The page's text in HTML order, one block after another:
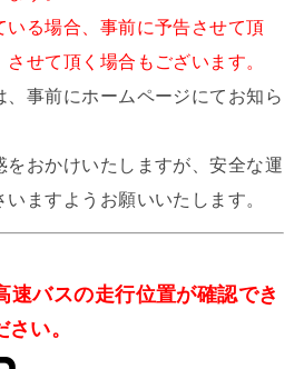
いる場合、事前に予告させて頂
せて頂く場合もございます。
、事前にホームページにてお知ら
をおかけいたしますが、安全な運
ますようお願いいたします。
バスの走行位置が確認でき
い。